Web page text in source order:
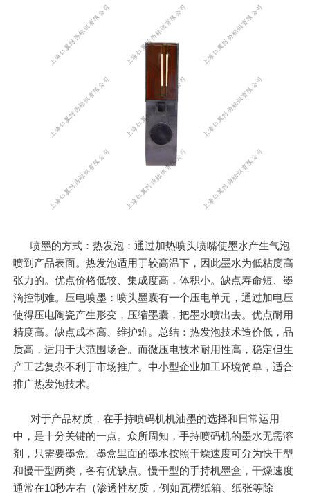
喷墨的方式：热发泡：通过加热喷头喷嘴使墨水产生气泡
喷到产品表面。热发泡适用于较高温下，因此墨水为低粘度高
张力的。优点价格低较、集成度高，体积小。缺点寿命短、墨
滴控制难。压电喷墨：喷头墨囊有一个压电单元，通过加电压
使得压电陶瓷产生形变，压缩墨囊，把墨水喷出去。优点耐用
精度高。缺点成本高、维护难。总结：热发泡技术造价低，品
质高，适用于大范围场合。而微压电技术耐用性高，稳定但生
产工艺复杂不利于市场推广。中小型企业加工环境简单，适合
推广热发泡技术。
对于产品材质，在手持喷码机机油墨的选择和日常运用
中，是十分关键的一点。众所周知，手持喷码机的墨水无需溶
剂，只需要墨盒。墨盒里面的墨水按照干燥速度可分为快干型
和慢干型两类，各有优缺点。慢干型的手持机墨盒，干燥速度
通常在10秒左右（渗透性材质，例如瓦楞纸箱、纸张等除